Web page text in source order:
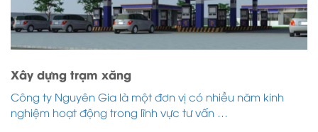
Xây dựng trạm xăng
Công ty Nguyên Gia là một đơn vị có nhiều năm kinh
nghiệm hoạt động trong lĩnh vực tư vấn …